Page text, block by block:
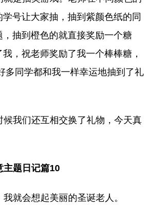
号让大家抽，抽到紫颜色纸的同
抽到橙色的就直接奖励一个糖
，祝老师奖励了我一个棒棒糖，
多同学都和我一样幸运地抽到了礼
候我们还互相交换了礼物，今天真
主题日记篇10
就会想起美丽的圣诞老人。